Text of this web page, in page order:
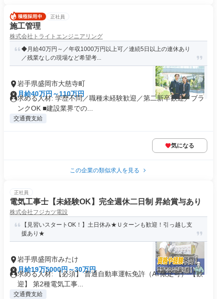
正社員
施工管理
株式会社トライトエンジニアリング
◆月給40万円～／年収1000万円以上可／連続5日以上の連休あり
／残業なしの現場など希望考...
岩手県盛岡市大慈寺町
月給40万円～110万円
求める人材: 学歴不問／職種未経験歓迎／第二新卒歓迎／ブラ
ンクOK ■建設業界での...
交通費支給
気になる
この企業の類似求人を見る
正社員
電気工事士【未経験OK】完全週休二日制 昇給賞与あり
株式会社フジカツ電設
【見習いスタートOK！】土日休み★Ｕターンも歓迎！引っ越し支
援あり★
岩手県盛岡市みたけ
月給19万5000円～30万円
求める人材: 【必須】 普通自動車運転免許（AT限定可） 【歓
迎】 第2種電気工事...
交通費支給